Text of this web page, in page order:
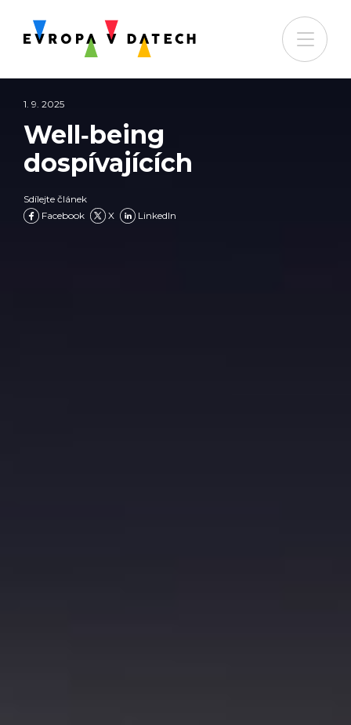
1. 9. 2025
Well‑being
dospívajících
Sdílejte článek
Facebook
X LinkedIn